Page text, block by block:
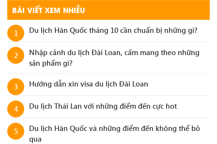
BÀI VIẾT XEM NHIỀU
1 Du lịch Hàn Quốc tháng 10 cần chuẩn bị những gì?
2
Nhập cảnh du lịch Đài Loan, cấm mang theo những
sản phẩm gì?
3 Hướng dẫn xin visa du lịch Đài Loan
4 Du lịch Thái Lan với những điểm đến cực hot
5
Du lịch Hàn Quốc và những điểm đến không thể bỏ
qua